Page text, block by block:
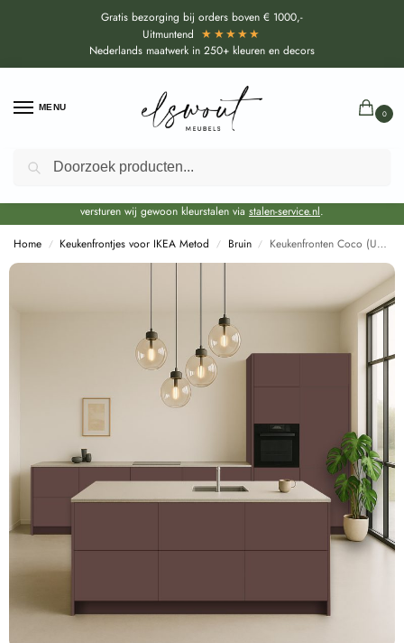
Gratis bezorging bij orders boven € 1000,-
Uitmuntend ★★★★★
Nederlands maatwerk in 250+ kleuren en decors
MENU
0
Door de bouwvakperiode geldt voor alle collecties momenteel een EXTRA
levertijd van circa 3-4 weken bovenop de reguliere levertijd.
versturen wij gewoon kleurstalen via stalen-service.nl.
Home / Keukenfrontjes voor IKEA Metod / Bruin / Keukenfronten Coco (U17012|U1983 SD) voor IKEA Metod